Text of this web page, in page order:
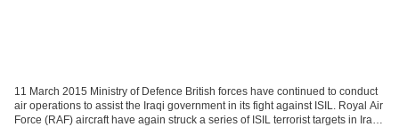
11 March 2015 Ministry of Defence British forces have continued to conduct
air operations to assist the Iraqi government in its fight against ISIL. Royal Air
Force (RAF) aircraft have again struck a series of ISIL terrorist targets in Iraq.